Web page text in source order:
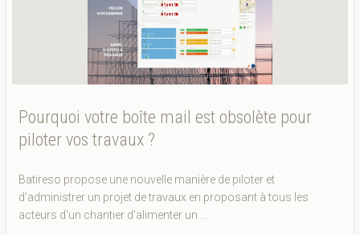
Pourquoi votre boîte mail est obsolète pour
piloter vos travaux ?
Batireso propose une nouvelle manière de piloter et
d'administrer un projet de travaux en proposant à tous les
acteurs d'un chantier d'alimenter un ...